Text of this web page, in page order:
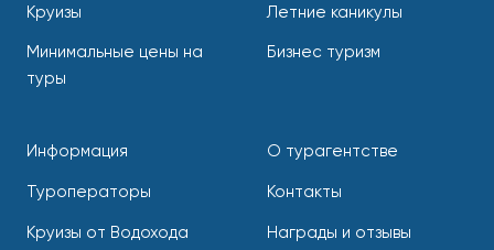
Круизы
Минимальные цены на
туры
Летние каникулы
Бизнес туризм
Информация
Туроператоры
Круизы от Водохода
О турагентстве
Контакты
Награды и отзывы